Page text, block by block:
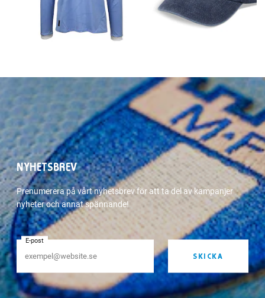
NYHETSBREV
Prenumerera på vårt nyhetsbrev för att ta del av kampanjer
nyheter och annat spännande!
E-post
SKICKA